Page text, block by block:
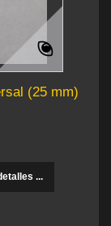
(25 mm)
...